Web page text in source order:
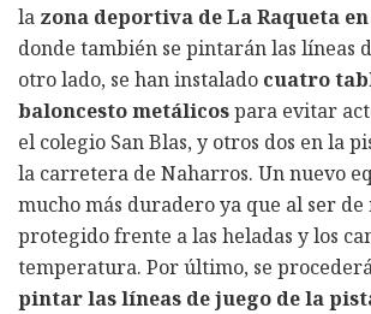
la zona deportiva de La Raqueta
donde también se pintarán las líneas
otro lado, se han instalado cuatro
baloncesto metálicospara evitar
el colegio San Blas, y otros dos en la
la carretera de Naharros. Un nuevo
mucho más duradero ya que al ser de
protegido frente a las heladas y los
temperatura. Por último, se
pintar las líneas de juego de la